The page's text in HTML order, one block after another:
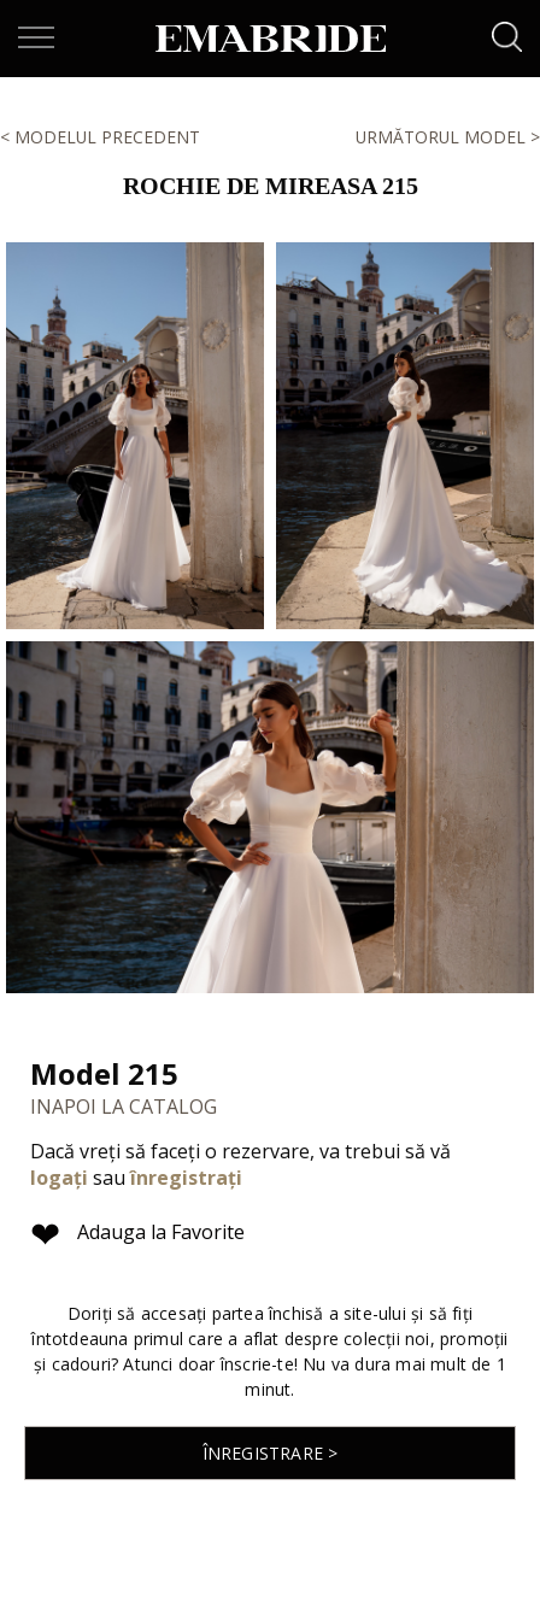
< MODELUL PRECEDENT URMĂTORUL MODEL >
ROCHIE DE MIREASA 215
Model 215
INAPOI LA CATALOG
Dacă vreți să faceți o rezervare, va trebui să vă
logați sauînregistrați
❤ Adauga la Favorite
Doriți să accesați partea închisă a site-ului și să fiți
întotdeauna primul care a aflat despre colecții noi, promoții
și cadouri? Atunci doar înscrie-te! Nu va dura mai mult de 1
minut.
ÎNREGISTRARE >